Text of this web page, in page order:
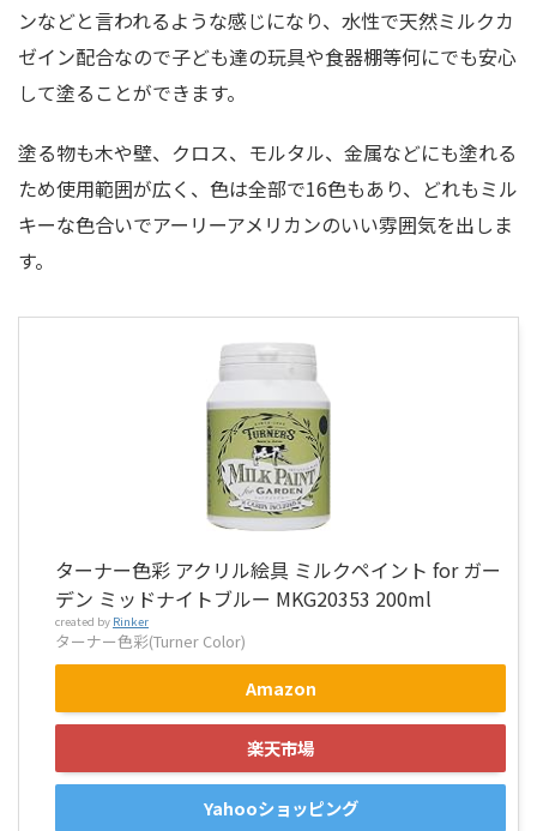
ンなどと言われるような感じになり、水性で天然ミルクカ
ゼイン配合なので子ども達の玩具や食器棚等何にでも安心
して塗ることができます。
塗る物も木や壁、クロス、モルタル、金属などにも塗れる
ため使用範囲が広く、色は全部で16色もあり、どれもミル
キーな色合いでアーリーアメリカンのいい雰囲気を出しま
す。
ターナー色彩 アクリル絵具 ミルクペイント for ガー
デン ミッドナイトブルー MKG20353 200ml
created by Rinker
ターナー色彩(Turner Color)
Amazon
楽天市場
Yahooショッピング